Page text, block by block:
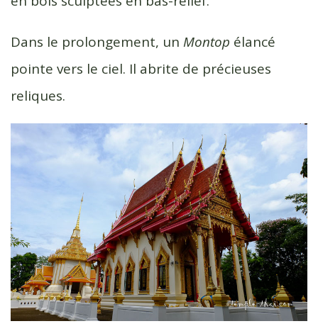
Dans le prolongement, un Montop élancé
pointe vers le ciel. Il abrite de précieuses
reliques.